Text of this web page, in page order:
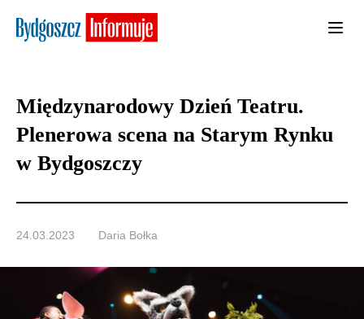
Międzynarodowy Dzień Teatru.
Plenerowa scena na Starym Rynku
w Bydgoszczy
24.03.2023 Daria Bołka